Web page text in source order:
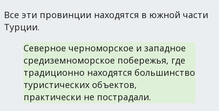
Все эти провинции находятся в южной части
Турции.
Северное черноморское и западное
средиземноморское побережья, где
традиционно находятся большинство
туристических объектов,
практически не пострадали.